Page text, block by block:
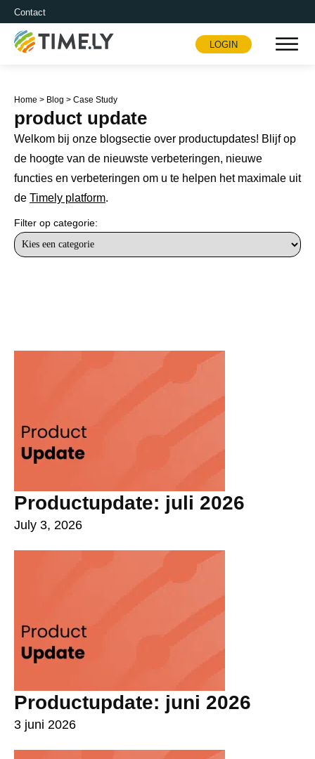
Contact
Timely
LOGIN
Home > Blog > Case Study
product update
Welkom bij onze blogsectie over productupdates! Blijf op
de hoogte van de nieuwste verbeteringen, nieuwe
functies en verbeteringen om u te helpen het maximale uit
de Timely platform.
Filter op categorie:
Productupdate: juli 2026
July 3, 2026
Productupdate: juni 2026
3 juni 2026